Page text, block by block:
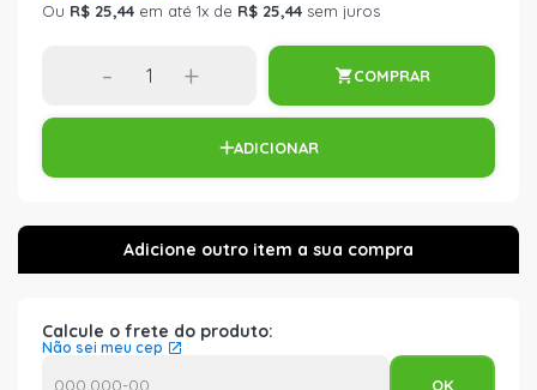
Ou R$ 25,44 em até 1x de R$ 25,44 sem juros
- + COMPRAR
ADICIONAR
Calcule o frete do produto:
Não sei meu cep